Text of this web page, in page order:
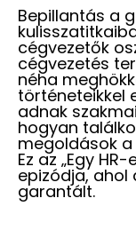
Bepillantás a
cégvezetők
cégvezetés
néha
történeteikkel
adnak
hogyan
megoldások
Ez az „Egy
epizódja, ahol
garantált.